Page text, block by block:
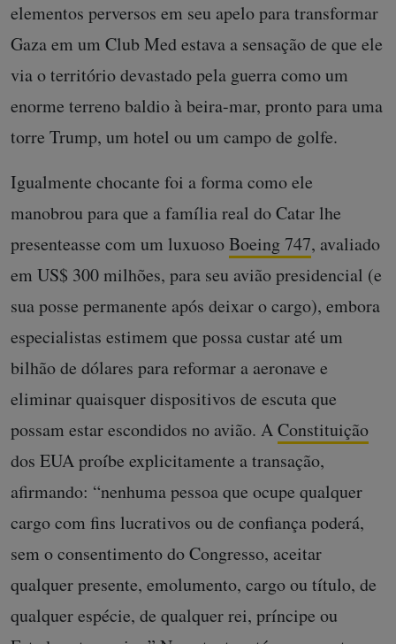
elementos perversos em seu apelo para transformar
Gaza em um Club Med estava a sensação de que ele
via o território devastado pela guerra como um
enorme terreno baldio à beira-mar, pronto para uma
torre Trump, um hotel ou um campo de golfe.
Igualmente chocante foi a forma como ele
manobrou para que a família real do Catar lhe
presenteasse com um luxuosoBoeing 747, avaliado
em US$ 300 milhões, para seu avião presidencial (e
sua posse permanente após deixar o cargo), embora
especialistas estimem que possa custar até um
bilhão de dólares para reformar a aeronave e
eliminar quaisquer dispositivos de escuta que
possam estar escondidos no avião. AConstituição
dos EUA proíbe explicitamente a transação,
afirmando: “nenhuma pessoa que ocupe qualquer
cargo com fins lucrativos ou de confiança poderá,
sem o consentimento do Congresso, aceitar
qualquer presente, emolumento, cargo ou título, de
qualquer espécie, de qualquer rei, príncipe ou